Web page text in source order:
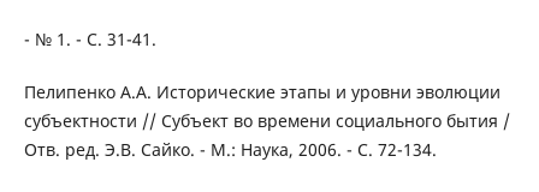
- № 1. - С. 31-41.
Пелипенко А.А. Исторические этапы и уровни эволюции
субъектности // Субъект во времени социального бытия /
Отв. ред. Э.В. Сайко. - М.: Наука, 2006. - С. 72-134.